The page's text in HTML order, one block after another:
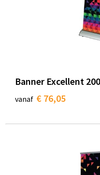
Banner Excellent
vanaf € 76,05